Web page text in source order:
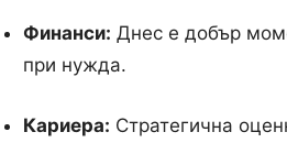
Финанси: Днес е добър
при нужда.
Кариера: Стратегична